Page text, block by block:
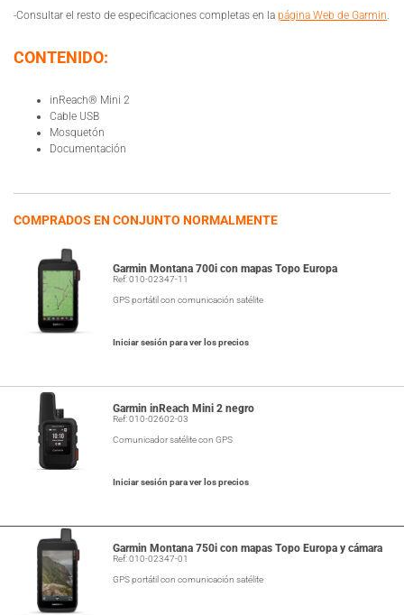
-Consultar el resto de especificaciones completas en la página Web de Garmin.
CONTENIDO:
inReach® Mini 2
Cable USB
Mosquetón
Documentación
COMPRADOS EN CONJUNTO NORMALMENTE
Garmin Montana 700i con mapas Topo Europa
Ref: 010-02347-11
GPS portátil con comunicación satélite
Iniciar sesión para ver los precios
Garmin inReach Mini 2 negro
Ref: 010-02602-03
Comunicador satélite con GPS
Iniciar sesión para ver los precios
Garmin Montana 750i con mapas Topo Europa y cámara
Ref: 010-02347-01
GPS portátil con comunicación satélite